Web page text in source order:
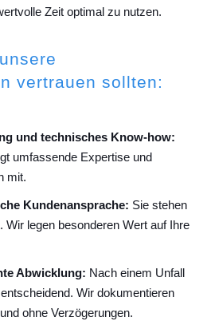
Zeit optimal zu nutzen.
vertrauen sollten:
und technisches Know-how:
umfassende Expertise und
mit.
Kundenansprache: Sie stehen
Wir legen besonderen Wert auf Ihre
Abwicklung: Nach einem Unfall
Wir dokumentieren
ohne Verzögerungen.